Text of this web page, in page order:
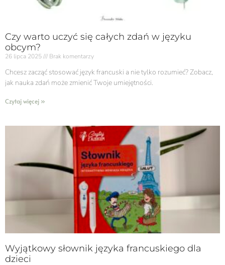
Czy warto uczyć się całych zdań w języku
obcym?
26 lipca 2025 Brak komentarzy
Chcesz zacząć stosować język francuski a nie tylko rozumieć? Zobacz,
jak nauka zdań może zmienić Twoje umiejętności.
Czytaj więcej »
Wyjątkowy słownik języka francuskiego dla
dzieci